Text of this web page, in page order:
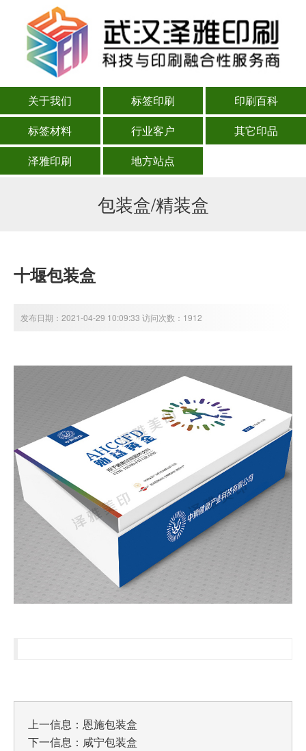
关于我们 标签印刷
印刷百科
标签材料
行业客户
其它印品
泽雅印刷
地方站点
包装盒/精装盒
十堰包装盒
发布日期：2021-04-29 10:09:33 访问次数：1912
上一信息： 恩施包装盒
下一信息： 咸宁包装盒